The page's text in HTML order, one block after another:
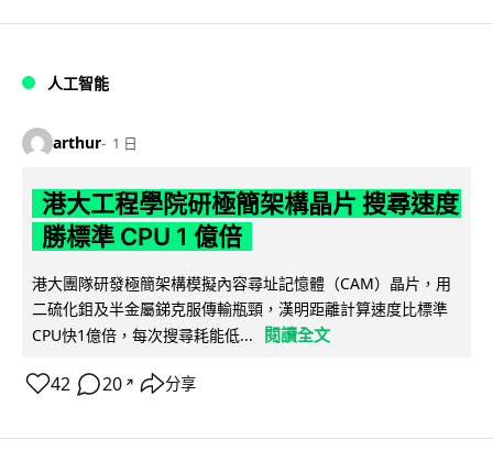
人工智能
arthur 1 日
港大工程學院研極簡架構晶片 搜尋速度
勝標準 CPU 1 億倍
港大團隊研發極簡架構模擬內容尋址記憶體（CAM）晶片，用
二硫化鉬及半金屬銻克服傳輸瓶頸，漢明距離計算速度比標準
CPU快1億倍，每次搜尋耗能低...
閱讀全文
42 20 ↗ 分享